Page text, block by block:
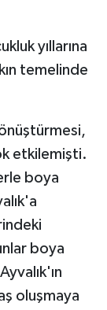
yıllarına
temelinde
etkilemişti.
boya
boya
oluşmaya